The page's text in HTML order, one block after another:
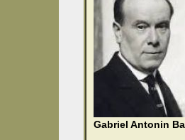
Gabriel Antonin